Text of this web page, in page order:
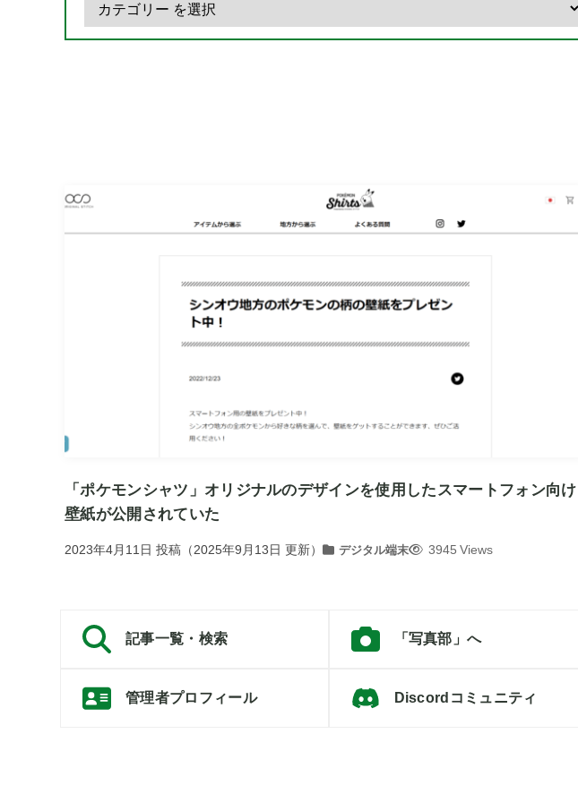
カ
「ポケモンシャツ」オリジナルのデザインを使用したスマートフォン向け
壁紙が公開されていた
2023年4月11日 投稿 （2025年9月13日 更新） デジタル端末 3945 Views
記事一覧・検索 「写真部」へ
管理者プロフィール Discordコミュニティ